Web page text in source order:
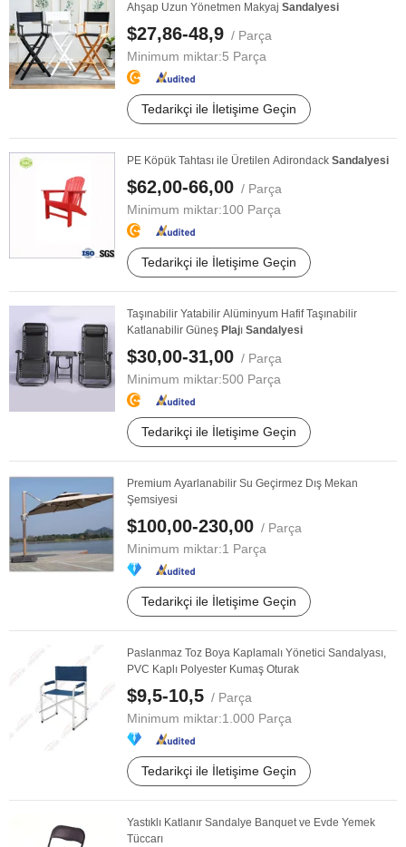
Ahşap Uzun Yönetmen Makyaj Sandalyesi
$27,86-48,9 / Parça
Minimum miktar:5 Parça
Tedarikçi ile İletişime Geçin
PE Köpük Tahtası ile Üretilen Adirondack Sandalyesi
$62,00-66,00 / Parça
Minimum miktar:100 Parça
Tedarikçi ile İletişime Geçin
Taşınabilir Yatabilir Alüminyum Hafif Taşınabilir
Katlanabilir Güneş Plajı Sandalyesi
$30,00-31,00 / Parça
Minimum miktar:500 Parça
Tedarikçi ile İletişime Geçin
Premium Ayarlanabilir Su Geçirmez Dış Mekan
Şemsiyesi
$100,00-230,00 / Parça
Minimum miktar:1 Parça
Tedarikçi ile İletişime Geçin
Paslanmaz Toz Boya Kaplamalı Yönetici Sandalyası,
PVC Kaplı Polyester Kumaş Oturak
$9,5-10,5 / Parça
Minimum miktar:1.000 Parça
Tedarikçi ile İletişime Geçin
Yastıklı Katlanır Sandalye Banquet ve Evde Yemek
Tüccarı